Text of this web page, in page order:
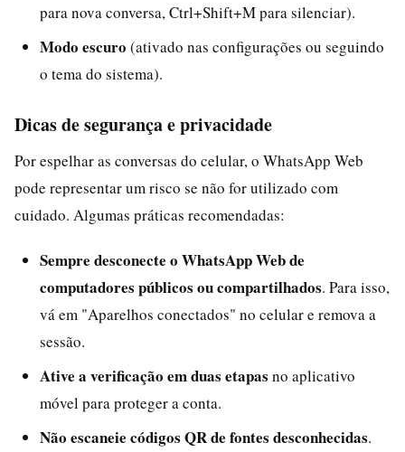
para nova conversa, Ctrl+Shift+M para silenciar).
Modo escuro (ativado nas configurações ou seguindo
o tema do sistema).
Dicas de segurança e privacidade
Por espelhar as conversas do celular, o WhatsApp Web
pode representar um risco se não for utilizado com
cuidado. Algumas práticas recomendadas:
Sempre desconecte o WhatsApp Web de
computadores públicos ou compartilhados. Para isso,
vá em "Aparelhos conectados" no celular e remova a
sessão.
Ative a verificação em duas etapas no aplicativo
móvel para proteger a conta.
Não escaneie códigos QR de fontes desconhecidas.